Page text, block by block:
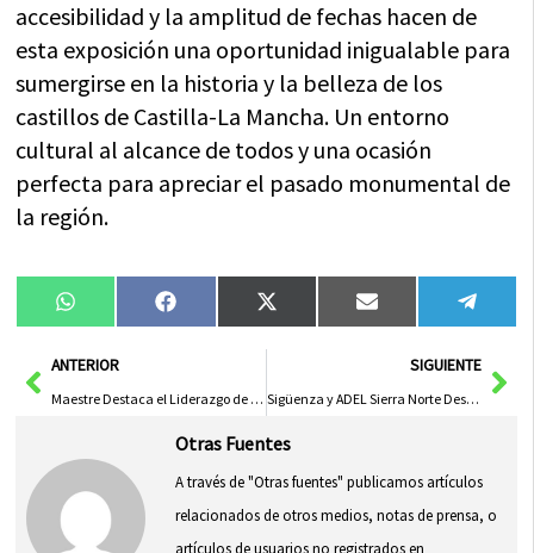
accesibilidad y la amplitud de fechas hacen de
esta exposición una oportunidad inigualable para
sumergirse en la historia y la belleza de los
castillos de Castilla-La Mancha. Un entorno
cultural al alcance de todos y una ocasión
perfecta para apreciar el pasado monumental de
la región.
Compartir
en
WhatsAppCompartir
en
FacebookCompartir
en
X
(Twitter)
Compartir
en
Email
en
AntANTERIOR
Maestre Destaca el Liderazgo de Page y Reafirma el Compromiso con una Financiación Justa para CLM y el Fin del Trasvase, Afirma el PSOE de Castilla-La Mancha
SIGUIENTE
Sigüenza y ADEL Sierra Norte Destacan en el Concurso Regional de Fotografía: Capturando los Marcos ODS
Otras Fuentes
A través de "Otras fuentes" publicamos artículos
relacionados de otros medios, notas de prensa, o
artículos de usuarios no registrados en